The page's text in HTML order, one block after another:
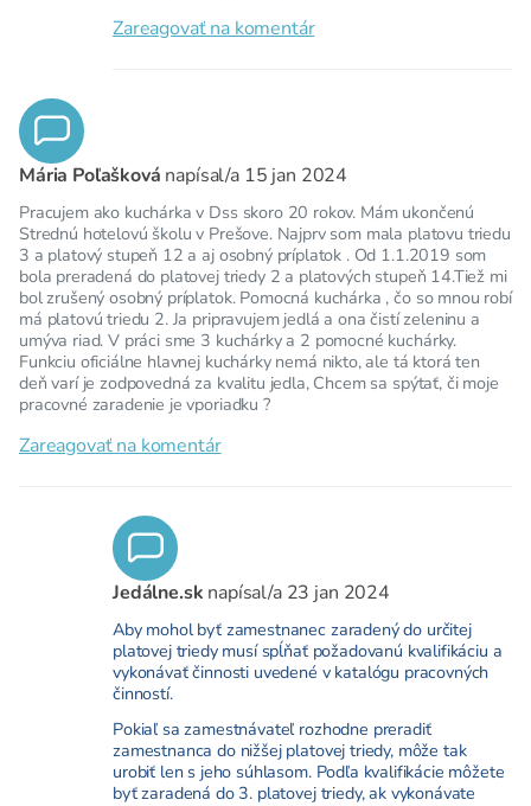
Zareagovať na komentár
Mária Poľašková napísal/a 15 jan 2024
Pracujem ako kuchárka v Dss skoro 20 rokov. Mám ukončenú
Strednú hotelovú školu v Prešove. Najprv som mala platovu triedu
3 a platový stupeň 12 a aj osobný príplatok . Od 1.1.2019 som
bola preradená do platovej triedy 2 a platových stupeň 14.Tiež mi
bol zrušený osobný príplatok. Pomocná kuchárka , čo so mnou robí
má platovú triedu 2. Ja pripravujem jedlá a ona čistí zeleninu a
umýva riad. V práci sme 3 kuchárky a 2 pomocné kuchárky.
Funkciu oficiálne hlavnej kuchárky nemá nikto, ale tá ktorá ten
deň varí je zodpovedná za kvalitu jedla, Chcem sa spýtať, či moje
pracovné zaradenie je vporiadku ?
Zareagovať na komentár
Jedálne.sk napísal/a 23 jan 2024
Aby mohol byť zamestnanec zaradený do určitej
platovej triedy musí spĺňať požadovanú kvalifikáciu a
vykonávať činnosti uvedené v katalógu pracovných
činností.
Pokiaľ sa zamestnávateľ rozhodne preradiť
zamestnanca do nižšej platovej triedy, môže tak
urobiť len s jeho súhlasom. Podľa kvalifikácie môžete
byť zaradená do 3. platovej triedy, ak vykonávate